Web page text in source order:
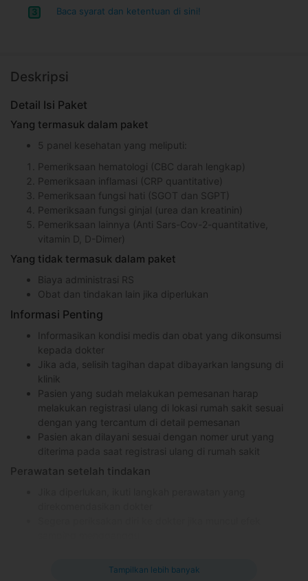
3 Baca syarat dan ketentuan di sini!
Deskripsi
Detail Isi Paket
Yang termasuk dalam paket
5 panel kesehatan yang meliputi:
Pemeriksaan hematologi (CBC darah lengkap)
Pemeriksaan inflamasi (CRP quantitative)
Pemeriksaan fungsi hati (SGOT dan SGPT)
Pemeriksaan fungsi ginjal (urea dan kreatinin)
Pemeriksaan lainnya (Anti Sars-Cov-2-quantitative,
vitamin D, D-Dimer)
Yang tidak termasuk dalam paket
Biaya administrasi RS
Obat dan tindakan lain jika diperlukan
Informasi Penting
Informasikan kondisi medis dan obat yang dikonsumsi
kepada dokter
Jika ada, selisih tagihan dapat dibayarkan langsung di
klinik
Pasien yang sudah melakukan pemesanan harap
melakukan registrasi ulang di lokasi rumah sakit sesuai
dengan yang tercantum di detail pemesanan
Pasien akan dilayani sesuai dengan nomer urut yang
diterima pada saat registrasi ulang di rumah sakit
Perawatan setelah tindakan
Cocok untuk pasien yang telah dinyatakan sembuh
Tampilkan lebih banyak